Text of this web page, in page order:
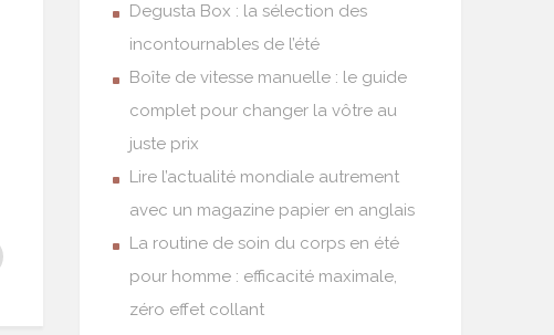
Degusta Box : la sélection des
incontournables de l’été
Boîte de vitesse manuelle : le guide
complet pour changer la vôtre au
juste prix
Lire l’actualité mondiale autrement
avec un magazine papier en anglais
La routine de soin du corps en été
pour homme : efficacité maximale,
zéro effet collant